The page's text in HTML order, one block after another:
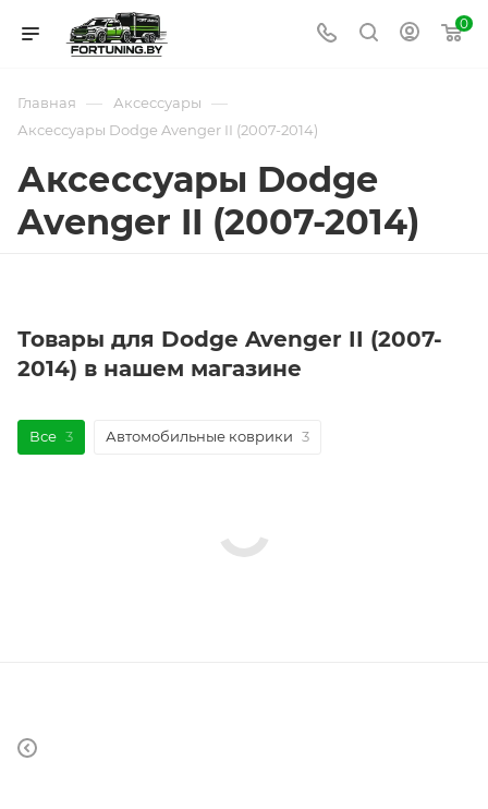
0
Главная — Аксессуары —
Аксессуары Dodge Avenger II (2007-2014)
Аксессуары Dodge
Avenger II (2007-2014)
Товары для Dodge Avenger II (2007-
2014) в нашем магазине
Все 3 Автомобильные коврики 3